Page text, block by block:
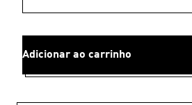
Adicionar ao carrinho